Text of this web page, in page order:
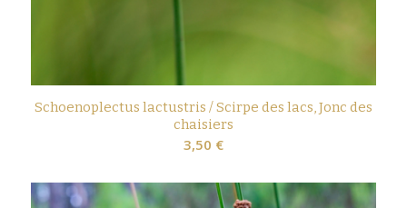
Schoenoplectus lactustris / Scirpe des lacs, Jonc des
chaisiers
3,50 €